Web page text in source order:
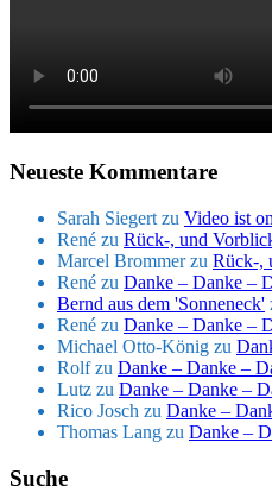
Neueste Kommentare
Sarah Siegert zu Video ist
René zu Rück-, und
Marcel Brommerzu Rück-,
René zu Danke – Danke –
Bernd aus dem 'Sonneneck'
René zu Danke – Danke –
Michael Otto-König zu
Rolfzu Danke – Danke –
Lutz zu Danke – Danke –
Rico Josch zu Danke –
Thomas Lang zu Danke –
Suche